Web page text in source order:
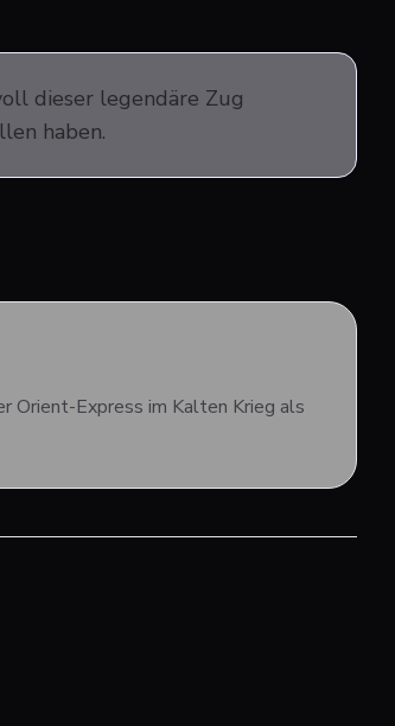
dieser legendäre Zug
haben.
Orient-Express im Kalten Krieg als